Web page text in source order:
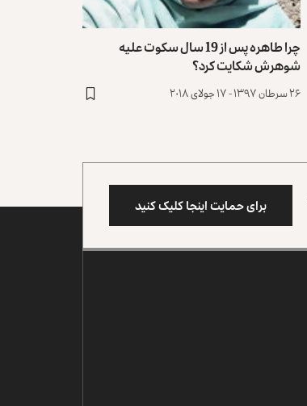
چرا طاهره پس از 19 سال سکوت علیه
شوهرش شکایت کرد؟
۲۶ سرطان ۱۳۹۷ - ۱۷ جولای ۲۰۱۸
برای حمایت اینجا کلیک کنید